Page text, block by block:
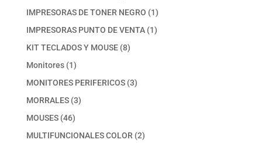
productos
IMPRESORAS DE TONER NEGRO 11
producto
IMPRESORAS PUNTO DE VENTA 11
KIT TECLADOS Y MOUSE 88
Monitores 11
producto
MONITORES PERIFERICOS 33
MORRALES 33
MOUSES 4646
productos
MULTIFUNCIONALES COLOR 22